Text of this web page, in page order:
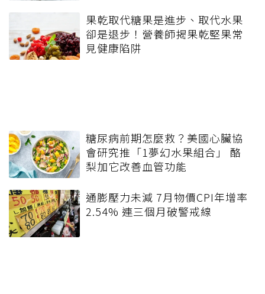
果乾取代糖果是進步、取代水果
卻是退步！營養師揭果乾堅果常
見健康陷阱
糖尿病前期怎麼救？美國心臟協
會研究推「1夢幻水果組合」 酪
梨加它改善血管功能
通膨壓力未減 7月物價CPI年增率
2.54% 連三個月破警戒線